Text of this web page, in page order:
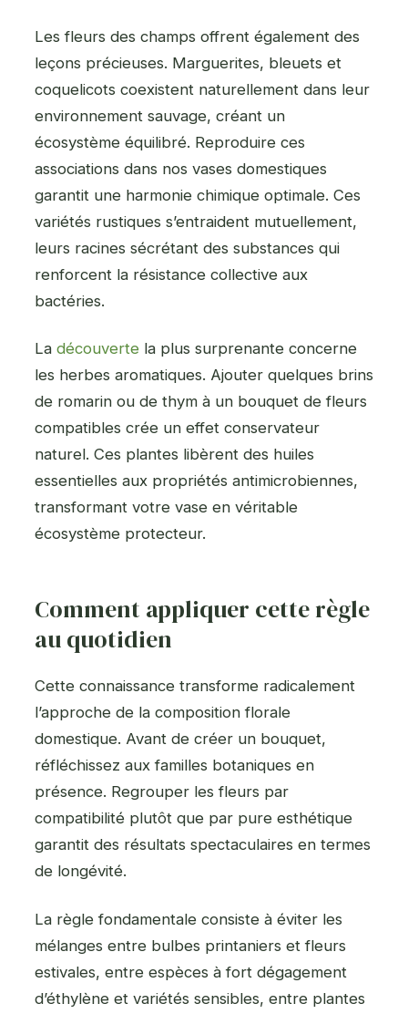
Les fleurs des champs offrent également des
leçons précieuses. Marguerites, bleuets et
coquelicots coexistent naturellement dans leur
environnement sauvage, créant un
écosystème équilibré. Reproduire ces
associations dans nos vases domestiques
garantit une harmonie chimique optimale. Ces
variétés rustiques s’entraident mutuellement,
leurs racines sécrétant des substances qui
renforcent la résistance collective aux
bactéries.
La découverte la plus surprenante concerne
les herbes aromatiques. Ajouter quelques brins
de romarin ou de thym à un bouquet de fleurs
compatibles crée un effet conservateur
naturel. Ces plantes libèrent des huiles
essentielles aux propriétés antimicrobiennes,
transformant votre vase en véritable
écosystème protecteur.
Comment appliquer cette règle
au quotidien
Cette connaissance transforme radicalement
l’approche de la composition florale
domestique. Avant de créer un bouquet,
réfléchissez aux familles botaniques en
présence. Regrouper les fleurs par
compatibilité plutôt que par pure esthétique
garantit des résultats spectaculaires en termes
de longévité.
La règle fondamentale consiste à éviter les
mélanges entre bulbes printaniers et fleurs
estivales, entre espèces à fort dégagement
d’éthylène et variétés sensibles, entre plantes